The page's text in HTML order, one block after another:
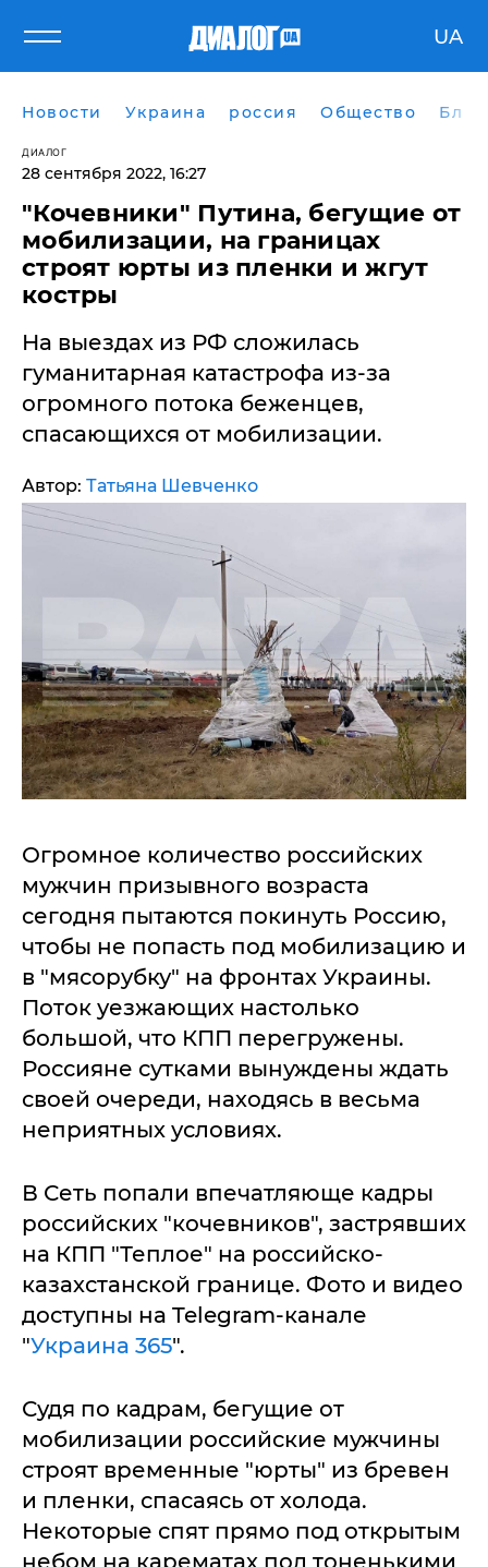
UA
Новости Украина россия Общество
ДИАЛОГ
28 сентября 2022, 16:27
​"Кочевники" Путина, бегущие от
мобилизации, на границах
строят юрты из пленки и жгут
костры
На выездах из РФ сложилась
гуманитарная катастрофа из-за
огромного потока беженцев,
спасающихся от мобилизации.
Автор: Татьяна Шевченко
Огромное количество российских
мужчин призывного возраста
сегодня пытаются покинуть Россию,
чтобы не попасть под мобилизацию и
в "мясорубку" на фронтах Украины.
Поток уезжающих настолько
большой, что КПП перегружены.
Россияне сутками вынуждены ждать
своей очереди, находясь в весьма
неприятных условиях.
В Сеть попали впечатляюще кадры
российских "кочевников", застрявших
на КПП "Теплое" на российско-
казахстанской границе. Фото и видео
доступны на Telegram-канале
"Украина 365".
Судя по кадрам, бегущие от
мобилизации российские мужчины
строят временные "юрты" из бревен
и пленки, спасаясь от холода.
Некоторые спят прямо под открытым
небом на карематах под тоненькими